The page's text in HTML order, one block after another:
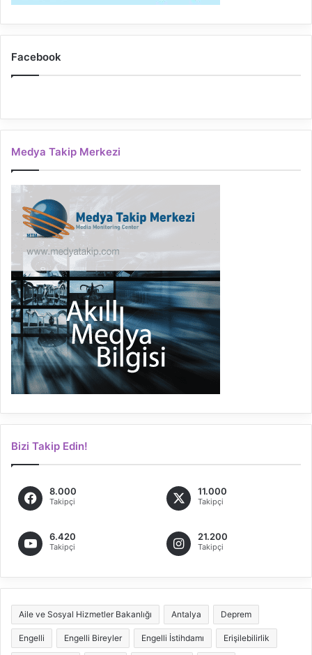
Facebook
Medya Takip Merkezi
Bizi Takip Edin!
8.000
Takipçi
11.000
Takipçi
6.420
Takipçi
21.200
Takipçi
Aile ve Sosyal Hizmetler Bakanlığı Antalya Deprem
Engelli Engelli Bireyler Engelli İstihdamı Erişilebilirlik